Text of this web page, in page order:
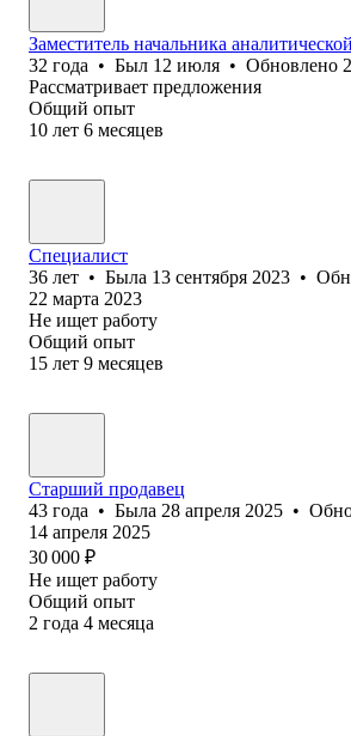
Заместитель начальника
32 года • Был 12 июля • Обновлено
Рассматривает предложения
Общий опыт
10 лет 6 месяцев
Специалист
36 лет • Была 13 сентября 2023 •
22 марта 2023
Не ищет работу
Общий опыт
15 лет 9 месяцев
Старший продавец
43 года • Была 28 апреля 2025 •
14 апреля 2025
30 000 ₽
Не ищет работу
Общий опыт
2 года 4 месяца